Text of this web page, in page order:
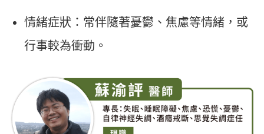
情緒症狀：常伴隨著憂鬱、焦慮等情緒，或
行事較為衝動。